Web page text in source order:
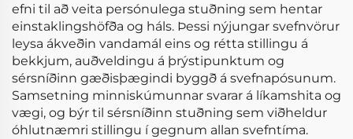
efni til að veita persónulega stuðning sem hentar
einstaklingshöfða og háls. Þessi nýjungar svefnvörur
leysa ákveðin vandamál eins og rétta stillingu á
bekkjum, auðveldingu á þrýstipunktum og
sérsníðinn gæðisþægindi byggð á svefnapósunum.
Samsetning minniskúmunnar svarar á líkamshita og
vægi, og býr til sérsníðinn stuðning sem viðheldur
óhlutnæmri stillingu í gegnum allan svefntíma.